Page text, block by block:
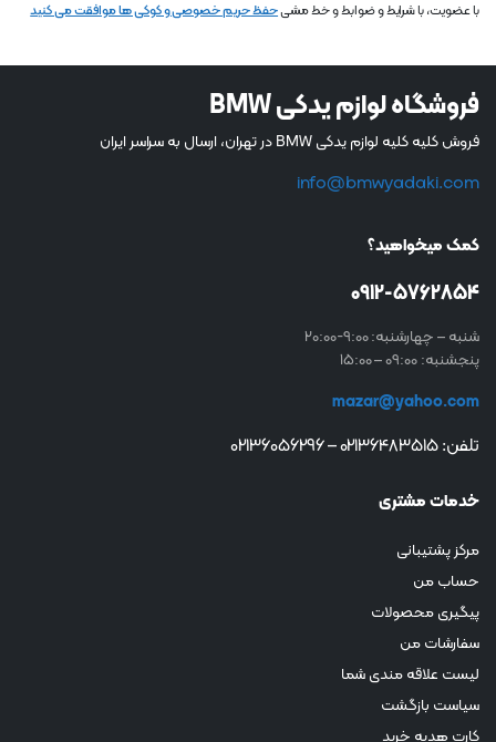
با عضویت، با شرایط و ضوابط و خط مشیحفظ حریم خصوصی و کوکی ها موافقت می کنید
فروشگاه لوازم یدکی BMW
فروش کلیه کلیه لوازم یدکی BMW در تهران، ارسال به سراسر ایران
info@bmwyadaki.com
کمک میخواهید؟
0912-5762854
شنبه – چهارشنبه: 9:00-20:00
پنجشنبه: 09:00 – 15:00
mazar@yahoo.com
تلفن: 02136483515 – 02136056296
خدمات مشتری
مرکز پشتیبانی
حساب من
پیگیری محصولات
سفارشات من
لیست علاقه مندی شما
سیاست بازگشت
کارت هدیه خرید